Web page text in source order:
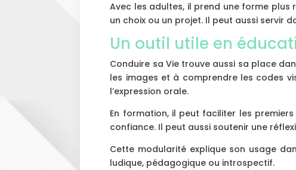
Avec les adultes, il prend une forme plus
un choix ou un projet. Il peut aussi servir
Un outil utile en
Conduire sa Vie trouve aussi sa place
les images et à comprendre les codes
l’expression orale.
En formation, il peut faciliter les
confiance. Il peut aussi soutenir une
Cette modularité explique son usage
ludique, pédagogique ou introspectif.